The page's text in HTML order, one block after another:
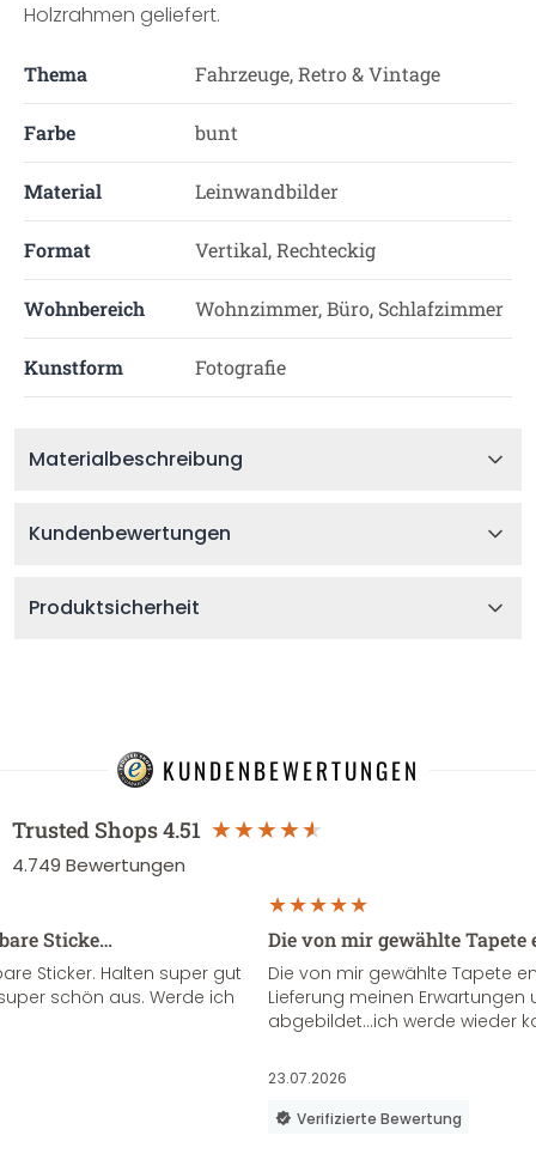
Holzrahmen geliefert.
Thema Fahrzeuge, Retro & Vintage
Farbe bunt
Material Leinwandbilder
Format Vertikal, Rechteckig
Wohnbereich Wohnzimmer, Büro, Schlafzimmer
Kunstform Fotografie
Materialbeschreibung
Kundenbewertungen
Produktsicherheit
KUNDENBEWERTUNGEN
Trusted Shops4.51
4.749 Bewertungen
Sticke…
Sticker. Halten super gut
schön aus. Werde ich
Die von mir gewählte
Die von mir gewählte Tapete
Lieferung meinen Erwartungen
abgebildet...ich werde wieder
23.07.2026
Verifizierte Bewertung